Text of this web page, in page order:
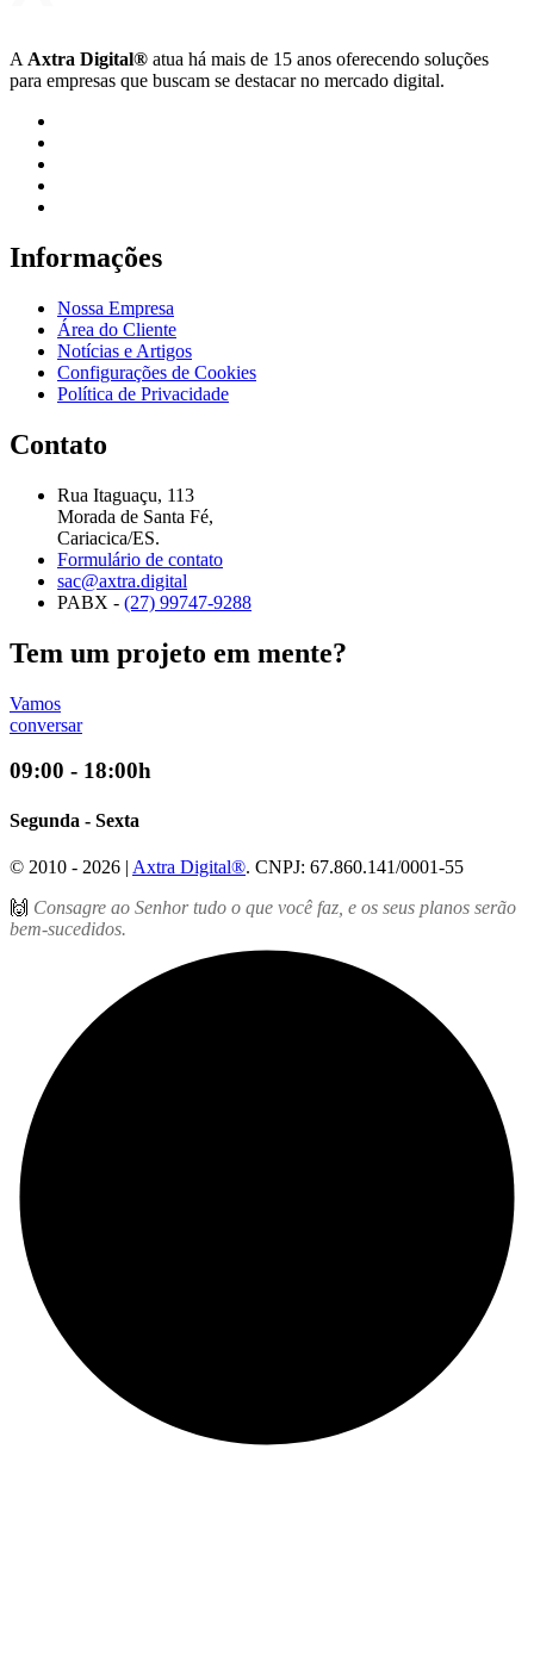
A Axtra Digital® atua há mais de 15 anos oferecendo soluções
para empresas que buscam se destacar no mercado digital.
Informações
Nossa Empresa
Área do Cliente
Notícias e Artigos
Configurações de Cookies
Política de Privacidade
Contato
Rua Itaguaçu, 113
Morada de Santa Fé,
Cariacica/ES.
Formulário de contato
sac@axtra.digital
PABX - (27) 99747-9288
Tem um projeto em mente?
Vamos
conversar
09:00 - 18:00h
Segunda - Sexta
© 2010 - 2026 | Axtra Digital®. CNPJ: 67.860.141/0001-55
🙌 Consagre ao Senhor tudo o que você faz, e os seus planos serão
bem-sucedidos.